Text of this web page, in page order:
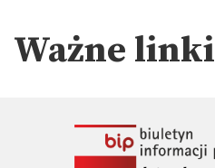
Ważne linki